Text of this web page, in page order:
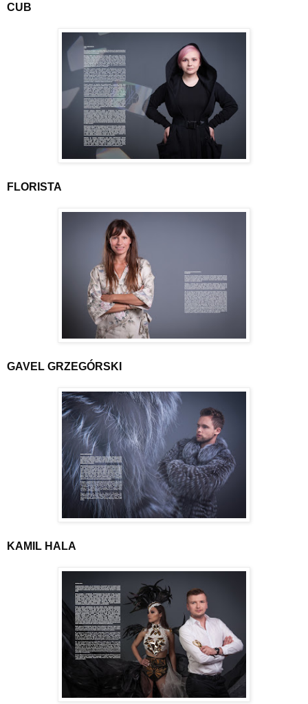
CUB
FLORISTA
GAVEL GRZEGÓRSKI
KAMIL HALA